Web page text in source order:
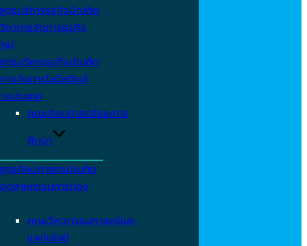
ตรบริหารธุรกิจบัณฑิต
ชาการจัดการธุรกิจ
ม่
ตรบริหารธุรกิจบัณฑิต
ารจัดการโลจิสติกส์
งประเทศ
คณะศิลปศาสตร์และการ
ศึกษา
ตรศิลปศาสตรบัณฑิต
ตสาหกรรมการท่อง
คณะวิศวกรรมศาสตร์และ
เทคโนโลยี